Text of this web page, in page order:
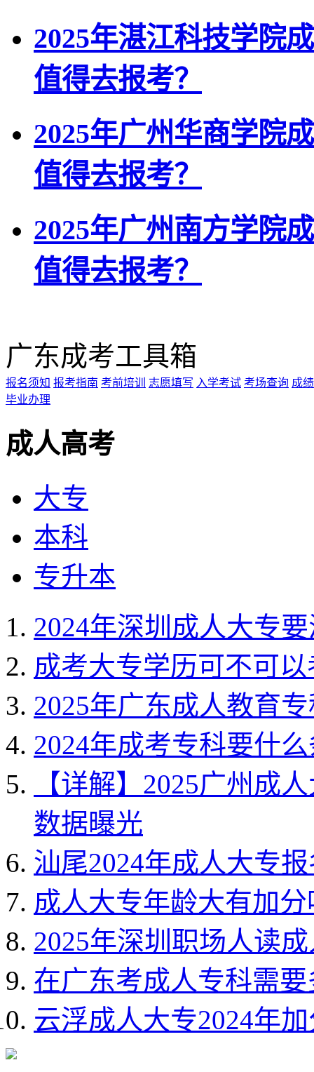
2025年湛江科技学院
值得去报考？
2025年广州华商学院
值得去报考？
2025年广州南方学院
值得去报考？
广东成考工具箱
报名须知 报考指南 考前培训 志愿填写 入学考试 考场查询 成
毕业办理
成人高考
大专
本科
专升本
2024年深圳成人大专
成考大专学历可不可
2025年广东成人教育
2024年成考专科要什
【详解】2025广州成
数据曝光
汕尾2024年成人大专
成人大专年龄大有加分
2025年深圳职场人读
在广东考成人专科需
云浮成人大专2024年